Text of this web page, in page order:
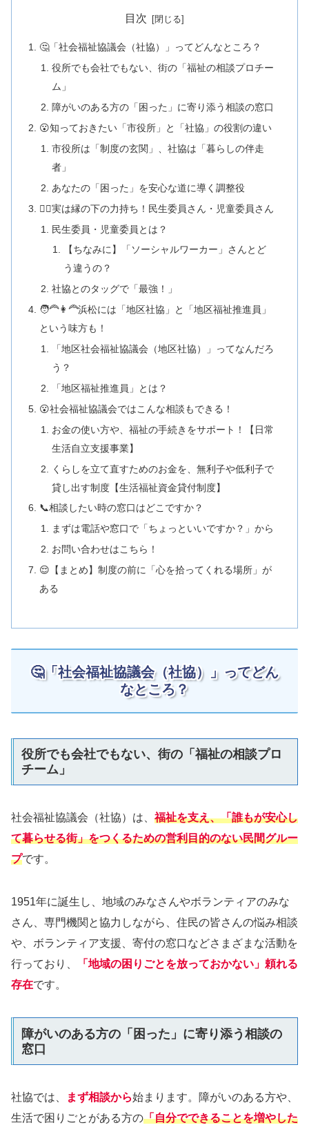
目次
🤔「社会福祉協議会（社協）」ってどんなところ？
役所でも会社でもない、街の「福祉の相談プロチー
ム」
障がいのある方の「困った」に寄り添う相談の窓口
😮知っておきたい「市役所」と「社協」の役割の違い
市役所は「制度の玄関」、社協は「暮らしの伴走
者」
あなたの「困った」を安心な道に導く調整役
🏋️‍♀️実は縁の下の力持ち！民生委員さん・児童委員さん
民生委員・児童委員とは？
【ちなみに】「ソーシャルワーカー」さんとど
う違うの？
社協とのタッグで「最強！」
🧑‍🦰👩‍🦰浜松には「地区社協」と「地区福祉推進員」
という味方も！
「地区社会福祉協議会（地区社協）」ってなんだろ
う？
「地区福祉推進員」とは？
😮社会福祉協議会ではこんな相談もできる！
お金の使い方や、福祉の手続きをサポート！【日常
生活自立支援事業】
くらしを立て直すためのお金を、無利子や低利子で
貸し出す制度【生活福祉資金貸付制度】
📞相談したい時の窓口はどこですか？
まずは電話や窓口で「ちょっといいですか？」から
お問い合わせはこちら！
😌【まとめ】制度の前に「心を拾ってくれる場所」が
ある
🤔「社会福祉協議会（社協）」ってどん
なところ？
役所でも会社でもない、街の「福祉の相談プロ
チーム」
社会福祉協議会（社協）は、福祉を支え、「誰もが安心し
て暮らせる街」をつくるための営利目的のない民間グルー
プです。
1951年に誕生し、地域のみなさんやボランティアのみな
さん、専門機関と協力しながら、住民の皆さんの悩み相談
や、ボランティア支援、寄付の窓口などさまざまな活動を
行っており、
「地域の困りごとを放っておかない」頼れる
存在です。
障がいのある方の「困った」に寄り添う相談の
窓口
社協では、 まず相談から始まります。障がいのある方や、
生活で困りごとがある方の「自分でできることを増やした